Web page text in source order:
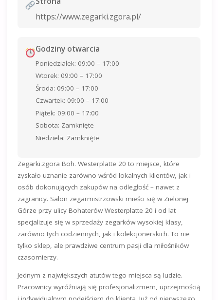
https://www.zegarki.zgora.pl/
Godziny otwarcia
Poniedziałek: 09:00 – 17:00
Wtorek: 09:00 – 17:00
Środa: 09:00 – 17:00
Czwartek: 09:00 – 17:00
Piątek: 09:00 – 17:00
Sobota: Zamknięte
Niedziela: Zamknięte
Zegarki.zgora Boh. Westerplatte 20 to miejsce, które
zyskało uznanie zarówno wśród lokalnych klientów, jak i
osób dokonujących zakupów na odległość – nawet z
zagranicy. Salon zegarmistrzowski mieści się w Zielonej
Górze przy ulicy Bohaterów Westerplatte 20 i od lat
specjalizuje się w sprzedaży zegarków wysokiej klasy,
zarówno tych codziennych, jak i kolekcjonerskich. To nie
tylko sklep, ale prawdziwe centrum pasji dla miłośników
czasomierzy.
Jednym z największych atutów tego miejsca są ludzie.
Pracownicy wyróżniają się profesjonalizmem, uprzejmością